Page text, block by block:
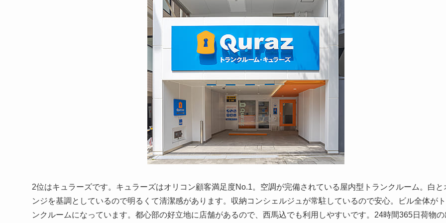
2位はキュラーズです。キュラーズはオリコン顧客満足度No.1。空調が完備されている屋内型トランクルーム。白と
ンジを基調としているので明るくて清潔感があります。収納コンシェルジュが常駐しているので安心。ビル全体が
ンクルームになっています。都心部の好立地に店舗があるので、西馬込でも利用しやすいです。24時間365日荷物の